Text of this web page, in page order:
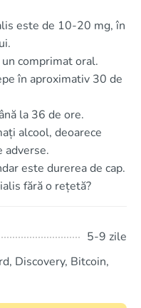
este de 10-20 mg, în
comprimat oral.
în aproximativ 30 de
la 36 de ore.
alcool, deoarece
adverse.
este durerea de cap.
fără o rețetă?
5-9 zile
Discovery, Bitcoin,